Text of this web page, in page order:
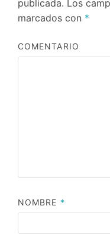
publicada. Los
marcados con *
COMENTARIO
NOMBRE *